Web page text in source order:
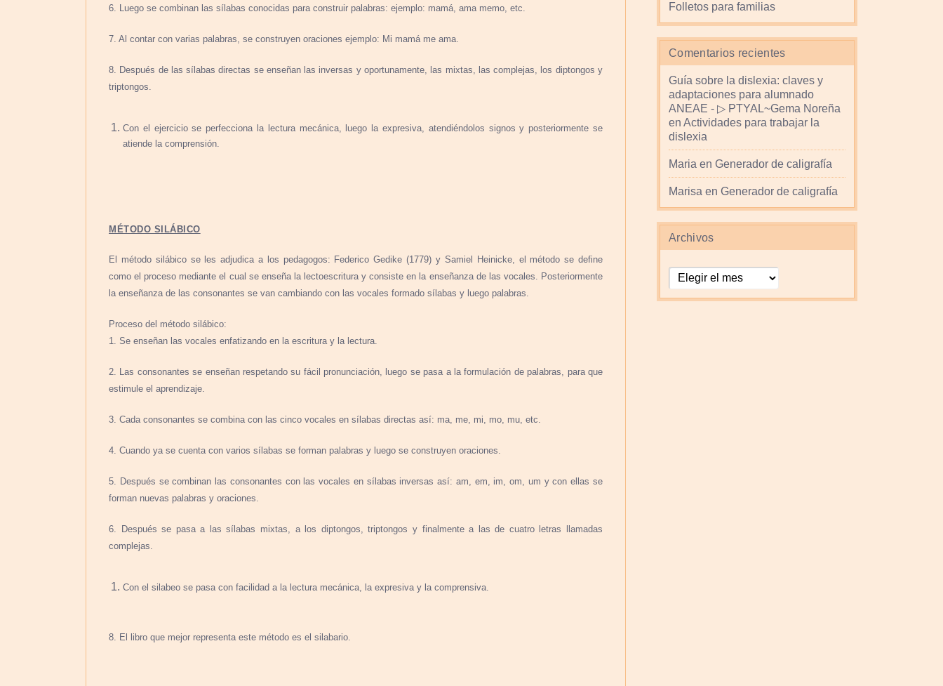
6. Luego se combinan las sílabas conocidas para construir palabras: ejemplo: mamá, ama memo, etc.
7. Al contar con varias palabras, se construyen oraciones ejemplo: Mi mamá me ama.
8. Después de las sílabas directas se enseñan las inversas y oportunamente, las mixtas, las complejas, los diptongos y
triptongos.
Con el ejercicio se perfecciona la lectura mecánica, luego la expresiva, atendiéndolos signos y posteriormente se
atiende la comprensión.
MÉTODO SILÁBICO
El método silábico se les adjudica a los pedagogos: Federico Gedike (1779) y Samiel Heinicke, el método se define
como el proceso mediante el cual se enseña la lectoescritura y consiste en la enseñanza de las vocales. Posteriormente
la enseñanza de las consonantes se van cambiando con las vocales formado sílabas y luego palabras.
Proceso del método silábico:
1. Se enseñan las vocales enfatizando en la escritura y la lectura.
2. Las consonantes se enseñan respetando su fácil pronunciación, luego se pasa a la formulación de palabras, para que
estimule el aprendizaje.
3. Cada consonantes se combina con las cinco vocales en sílabas directas así: ma, me, mi, mo, mu, etc.
4. Cuando ya se cuenta con varios sílabas se forman palabras y luego se construyen oraciones.
5. Después se combinan las consonantes con las vocales en sílabas inversas así: am, em, im, om, um y con ellas se
forman nuevas palabras y oraciones.
6. Después se pasa a las sílabas mixtas, a los diptongos, triptongos y finalmente a las de cuatro letras llamadas
complejas.
Con el silabeo se pasa con facilidad a la lectura mecánica, la expresiva y la comprensiva.
8. El libro que mejor representa este método es el silabario.
Folletos para familias
Comentarios recientes
Guía sobre la dislexia: claves y
adaptaciones para alumnado
ANEAE - ▷ PTYAL~Gema Noreña
en Actividades para trabajar la
dislexia
Maria en Generador de caligrafía
Marisa en Generador de caligrafía
Archivos
Archivos